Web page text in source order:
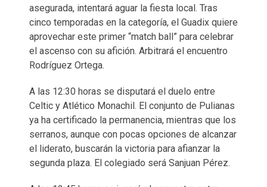
asegurada, intentará aguar la fiesta local. Tras
cinco temporadas en la categoría, el Guadix quiere
aprovechar este primer “match ball” para celebrar
el ascenso con su afición. Arbitrará el encuentro
Rodríguez Ortega.
A las 12:30 horas se disputará el duelo entre
Celtic y Atlético Monachil. El conjunto de Pulianas
ya ha certificado la permanencia, mientras que los
serranos, aunque con pocas opciones de alcanzar
el liderato, buscarán la victoria para afianzar la
segunda plaza. El colegiado será Sanjuan Pérez.